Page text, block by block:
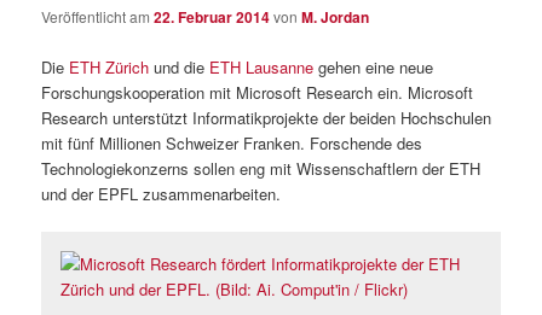
Veröffentlicht am22. Februar 2014vonM. Jordan
Die ETH Zürichund die ETH Lausanne gehen eine neue
Forschungskooperation mit Microsoft Research ein. Microsoft
Research unterstützt Informatikprojekte der beiden Hochschulen
mit fünf Millionen Schweizer Franken. Forschende des
Technologiekonzerns sollen eng mit Wissenschaftlern der ETH
und der EPFL zusammenarbeiten.